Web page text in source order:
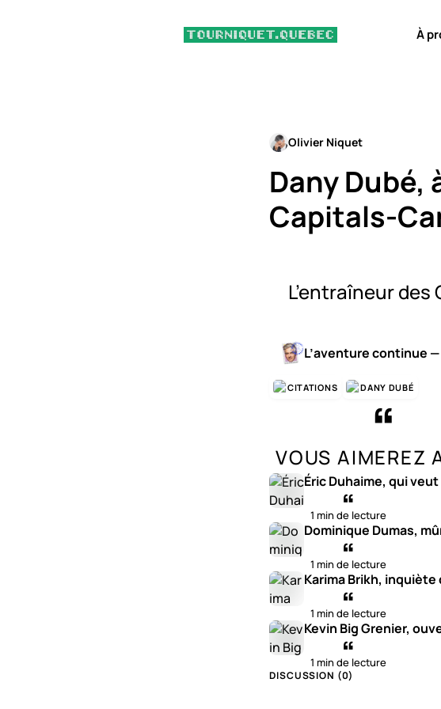
À
Olivier Niquet
Dany Dubé,
Capitals-
L’entraîneur
L’aventure continue
CITATIONS DANY DUBÉ
VOUS AIMEREZ
Éric Duhaime, qui
1 min de lecture
Dominique Dumas,
1 min de lecture
Karima Brikh,
1 min de lecture
Kevin Big Grenier,
1 min de lecture
DISCUSSION (0)